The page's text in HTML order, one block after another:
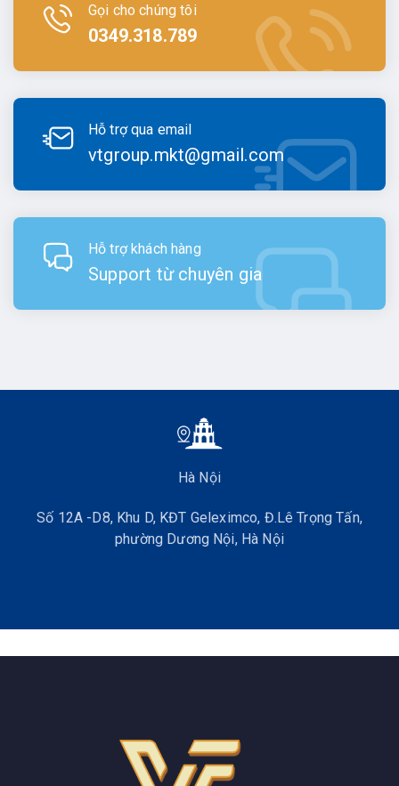
Gọi cho chúng tôi
0349.318.789
Hỗ trợ qua email
vtgroup.mkt@gmail.com
Hỗ trợ khách hàng
Support từ chuyên gia
Hà Nội
Số 12A -D8, Khu D, KĐT Geleximco, Đ.Lê Trọng Tấn,
phường Dương Nội, Hà Nội